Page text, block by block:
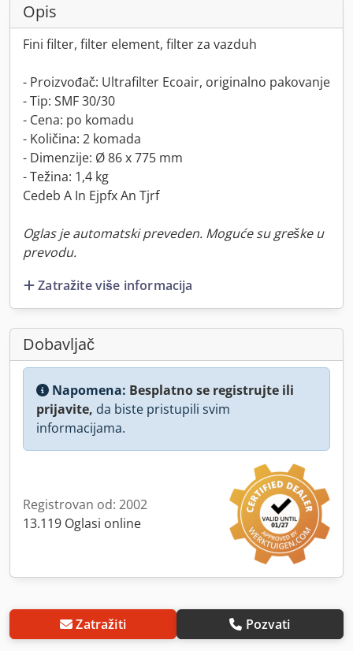
Opis
Fini filter, filter element, filter za vazduh
- Proizvođač: Ultrafilter Ecoair, originalno pakovanje
- Tip: SMF 30/30
- Cena: po komadu
- Količina: 2 komada
- Dimenzije: Ø 86 x 775 mm
- Težina: 1,4 kg
Cedeb A In Ejpfx An Tjrf
Oglas je automatski preveden. Moguće su greške u
prevodu.
Zatražite više informacija
Dobavljač
Napomena: Besplatno se registrujte ili
prijavite, da biste pristupili svim
informacijama.
Registrovan od: 2002
13.119 Oglasi online
Zatražiti Pozvati